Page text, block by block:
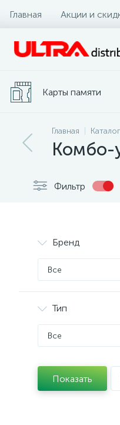
Главная Акции и
Карты памяти
Главная Каталог
Комбо-
Фильтр
Бренд
Все
Тип
Все
Показать